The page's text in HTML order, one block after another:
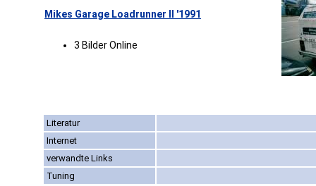
Mikes Garage Loadrunner II '1991
3 Bilder Online
Literatur
Internet
verwandte Links
Tuning